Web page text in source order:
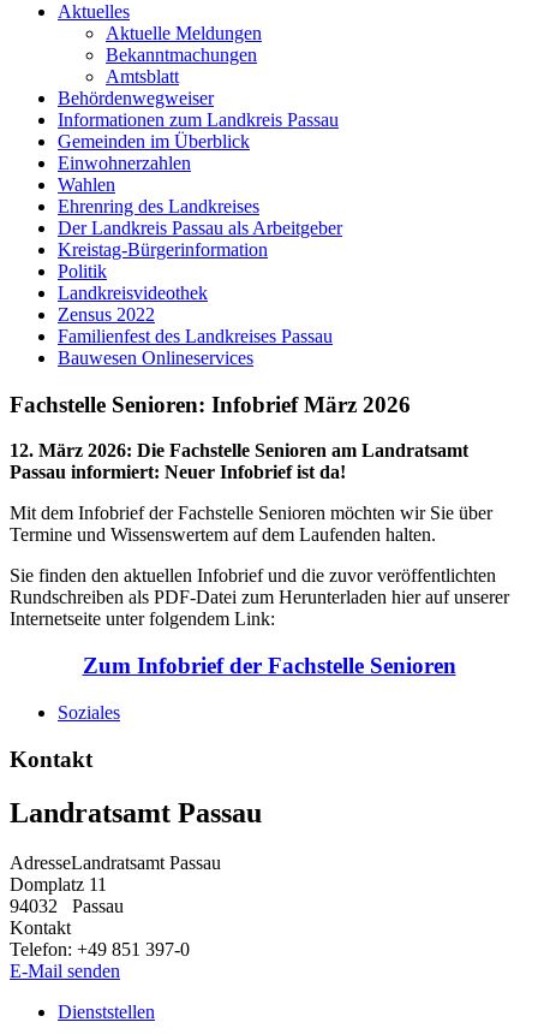
Aktuelles
Aktuelle Meldungen
Bekanntmachungen
Amtsblatt
Behördenwegweiser
Informationen zum Landkreis Passau
Gemeinden im Überblick
Einwohnerzahlen
Wahlen
Ehrenring des Landkreises
Der Landkreis Passau als Arbeitgeber
Kreistag-Bürgerinformation
Politik
Landkreisvideothek
Zensus 2022
Familienfest des Landkreises Passau
Bauwesen Onlineservices
Fachstelle Senioren: Infobrief März 2026
12. März 2026: Die Fachstelle Senioren am Landratsamt
Passau informiert: Neuer Infobrief ist da!
Mit dem Infobrief der Fachstelle Senioren möchten wir Sie über
Termine und Wissenswertem auf dem Laufenden halten.
Sie finden den aktuellen Infobrief und die zuvor veröffentlichten
Rundschreiben als PDF-Datei zum Herunterladen hier auf unserer
Internetseite unter folgendem Link:
Zum Infobrief der Fachstelle Senioren
Soziales
Kontakt
Landratsamt Passau
AdresseLandratsamt Passau
Domplatz 11
94032
Passau
Kontakt
Telefon: +49 851 397-0
E-Mail senden
Dienststellen